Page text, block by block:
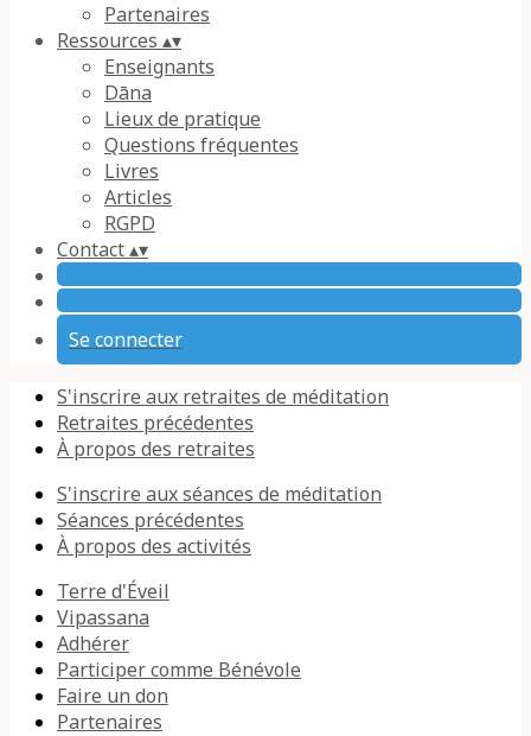
Partenaires
Ressources ▴▾
Enseignants
Dāna
Lieux de pratique
Questions fréquentes
Livres
Articles
RGPD
Contact▴▾
Se connecter
S'inscrire aux retraites de méditation
Retraites précédentes
À propos des retraites
S'inscrire aux séances de méditation
Séances précédentes
À propos des activités
Terre d'Éveil
Vipassana
Adhérer
Participer comme Bénévole
Faire un don
Partenaires